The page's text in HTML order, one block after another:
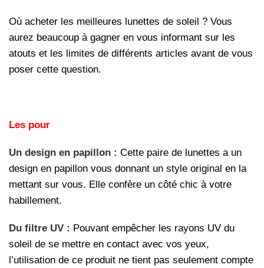
Où acheter les meilleures lunettes de soleil ? Vous
aurez beaucoup à gagner en vous informant sur les
atouts et les limites de différents articles avant de vous
poser cette question.
Les pour
Un design en papillon : Cette paire de lunettes a un
design en papillon vous donnant un style original en la
mettant sur vous. Elle confère un côté chic à votre
habillement.
Du filtre UV : Pouvant empêcher les rayons UV du
soleil de se mettre en contact avec vos yeux,
l’utilisation de ce produit ne tient pas seulement compte